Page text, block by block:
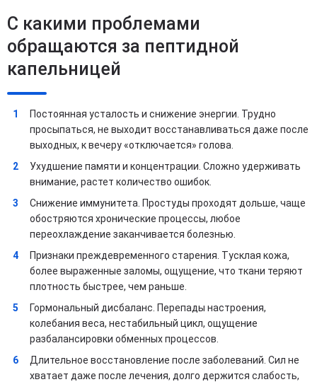
С какими проблемами
обращаются за пептидной
капельницей
Постоянная усталость и снижение энергии. Трудно
просыпаться, не выходит восстанавливаться даже после
выходных, к вечеру «отключается» голова.
Ухудшение памяти и концентрации. Сложно удерживать
внимание, растет количество ошибок.
Снижение иммунитета. Простуды проходят дольше, чаще
обостряются хронические процессы, любое
переохлаждение заканчивается болезнью.
Признаки преждевременного старения. Тусклая кожа,
более выраженные заломы, ощущение, что ткани теряют
плотность быстрее, чем раньше.
Гормональный дисбаланс. Перепады настроения,
колебания веса, нестабильный цикл, ощущение
разбалансировки обменных процессов.
Длительное восстановление после заболеваний. Сил не
хватает даже после лечения, долго держится слабость,